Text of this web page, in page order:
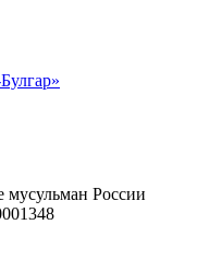
мусульман России